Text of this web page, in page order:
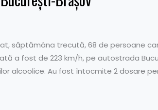
săptămâna trecută, 68 de persoane
a fost de 223 km/h, pe autostrada
alcoolice. Au fost întocmite 2 dosare